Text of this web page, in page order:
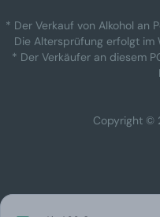
* Der Verkauf von Alkohol an
Die Altersprüfung erfolgt im
* Der Verkäufer an diesem
Copyright ©